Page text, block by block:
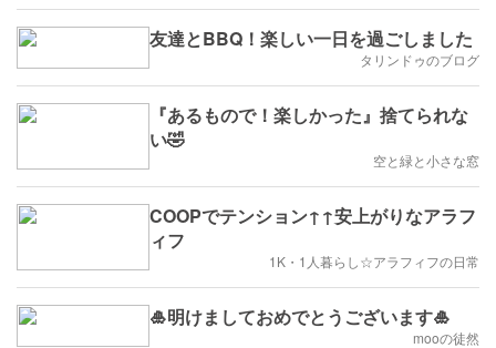
友達とBBQ！楽しい一日を過ごしました
タリンドゥのブログ
『あるもので！楽しかった』捨てられな
い🤣
空と緑と小さな窓
COOPでテンション↑↑安上がりなアラフ
ィフ
1K・1人暮らし☆アラフィフの日常
🎍明けましておめでとうございます🎍
mooの徒然